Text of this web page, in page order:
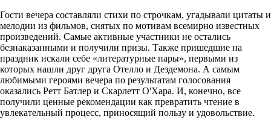
Гости вечера составляли стихи по строчкам, угадывали цитаты и
мелодии из фильмов, снятых по мотивам всемирно известных
произведений. Самые активные участники не остались
безнаказанными и получили призы. Также пришедшие на
праздник искали себе «литературные пары», первыми из
которых нашли друг друга Отелло и Дездемона. А самым
любимыми героями вечера по результатам голосования
оказались Ретт Батлер и Скарлетт О'Хара. И, конечно, все
получили ценные рекомендации как превратить чтение в
увлекательный процесс, приносящий пользу и удовольствие.